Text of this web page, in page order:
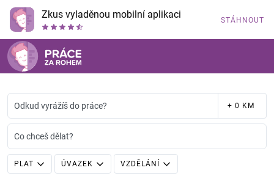
Zkus vyladěnou mobilní aplikaci STÁHNOUT
Odkud vyrážíš do práce? + 0 KM
Co chceš dělat?
PLAT ÚVAZEK VZDĚLÁNÍ